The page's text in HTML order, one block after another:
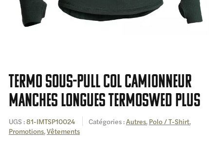
Termo sous-pull col camionneur
manches longues Termoswed plus
UGS :81-IMTSP10024 Catégories :Autres, Polo / T-Shirt,
Promotions,Vêtements